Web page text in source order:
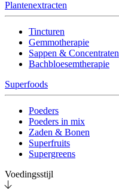
Plantenextracten
Tincturen
Gemmotherapie
Sappen & Concentraten
Bachbloesemtherapie
Superfoods
Poeders
Poeders in mix
Zaden & Bonen
Superfruits
Supergreens
Voedingsstijl